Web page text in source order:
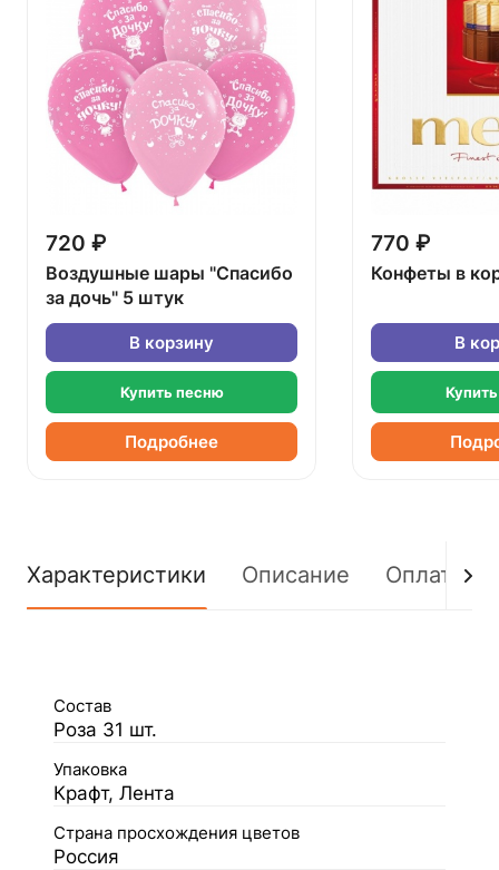
720 ₽
Воздушные шары "Спасибо
за дочь" 5 штук
В корзину
Купить песню
Подробнее
770 ₽
Конфеты в
В
Характеристики Описание Оплата
Состав
Роза 31 шт.
Упаковка
Крафт, Лента
Страна просхождения цветов
Россия